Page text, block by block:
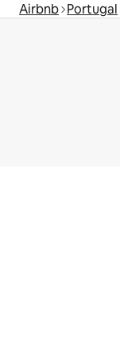
Airbnb Portugal